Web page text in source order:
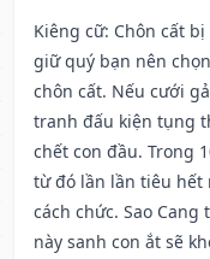
Kiêng cữ: Chôn cất
giữ quý bạn nên
chôn cất. Nếu cưới
tranh đấu kiện tụng
chết con đầu. Trong
từ đó lần lần tiêu hết
cách chức. Sao
này sanh con ắt sẽ